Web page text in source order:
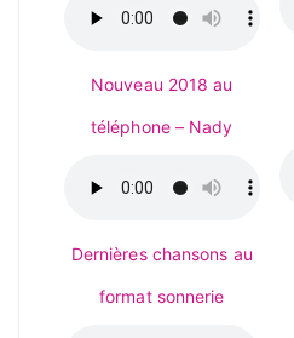
Nouveau 2018 au
téléphone – Nady
Dernières chansons au
format sonnerie